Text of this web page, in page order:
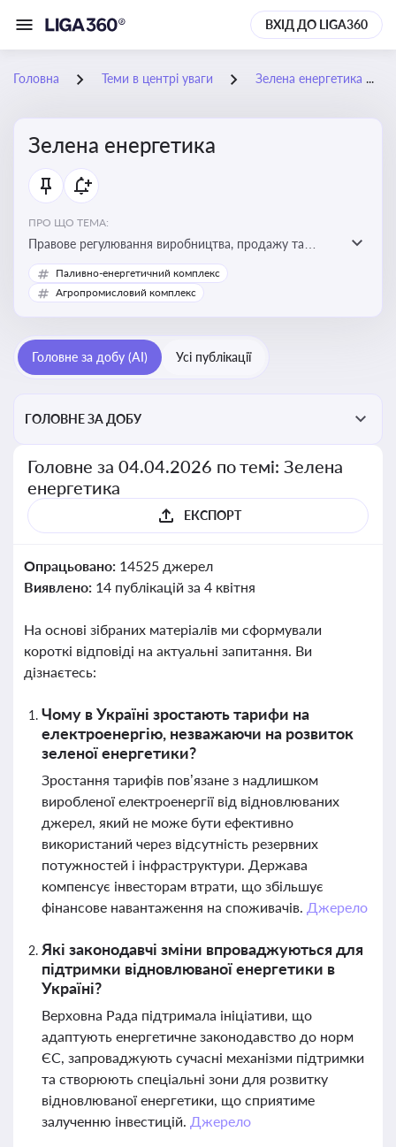
ВХІД ДО LIGA360
Головна Теми в центрі уваги Зелена енергетика
Зелена енергетика
ПРО ЩО ТЕМА:
Правове регулювання виробництва, продажу та
державної підтримки енергії з альтернативних і
відновлюваних джерел
Паливно-енергетичний комплекс
Агропромисловий комплекс
Головне за добу (AI) Усі публікації
ГОЛОВНЕ ЗА ДОБУ
Головне за 04.04.2026 по темі: Зелена
енергетика
ЕКСПОРТ
Опрацьовано: 14525 джерел
Виявлено: 14 публікацій за 4 квітня
На основі зібраних матеріалів ми сформували
короткі відповіді на актуальні запитання. Ви
дізнаєтесь:
Чому в Україні зростають тарифи на
електроенергію, незважаючи на розвиток
зеленої енергетики?
Зростання тарифів пов’язане з надлишком
виробленої електроенергії від відновлюваних
джерел, який не може бути ефективно
використаний через відсутність резервних
потужностей і інфраструктури. Держава
компенсує інвесторам втрати, що збільшує
фінансове навантаження на споживачів. Джерело
Які законодавчі зміни впроваджуються для
підтримки відновлюваної енергетики в
Україні?
Верховна Рада підтримала ініціативи, що
адаптують енергетичне законодавство до норм
ЄС, запроваджують сучасні механізми підтримки
та створюють спеціальні зони для розвитку
відновлюваної енергетики, що сприятиме
залученню інвестицій. Джерело